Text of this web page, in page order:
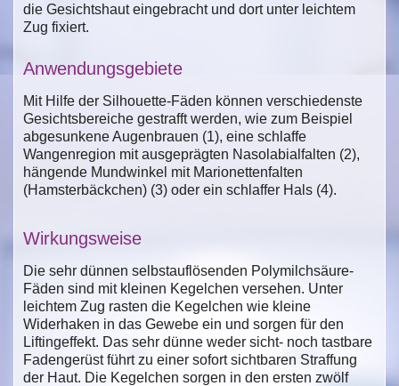
die Gesichtshaut eingebracht und dort unter leichtem
Zug fixiert.
Anwendungsgebiete
Mit Hilfe der Silhouette-Fäden können verschiedenste
Gesichtsbereiche gestrafft werden, wie zum Beispiel
abgesunkene Augenbrauen (1), eine schlaffe
Wangenregion mit ausgeprägten Nasolabialfalten (2),
hängende Mundwinkel mit Marionettenfalten
(Hamsterbäckchen) (3) oder ein schlaffer Hals (4).
Wirkungsweise
Die sehr dünnen selbstauflösenden Polymilchsäure-
Fäden sind mit kleinen Kegelchen versehen. Unter
leichtem Zug rasten die Kegelchen wie kleine
Widerhaken in das Gewebe ein und sorgen für den
Liftingeffekt. Das sehr dünne weder sicht- noch tastbare
Fadengerüst führt zu einer sofort sichtbaren Straffung
der Haut. Die Kegelchen sorgen in den ersten zwölf